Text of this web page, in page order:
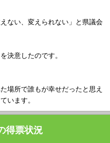
ない、変えられない」と県議会
決意したのです。
場所で誰もが幸せだったと思え
います。
得票状況